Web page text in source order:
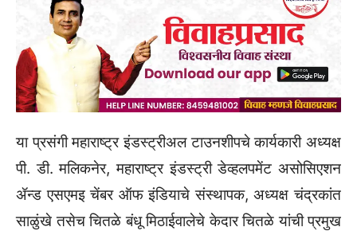
या प्रसंगी महाराष्ट्र इंडस्ट्रीअल टाउनशीपचे कार्यकारी अध्यक्ष
पी. डी. मलिकनेर, महाराष्ट्र इंडस्ट्री डेव्हलपमेंट असोसिएशन
ॲन्ड एसएमइ चेंबर ऑफ इंडियाचे संस्थापक, अध्यक्ष चंद्रकांत
साळुंखे तसेच चितळे बंधू मिठाईवालेचे केदार चितळे यांची प्रमुख